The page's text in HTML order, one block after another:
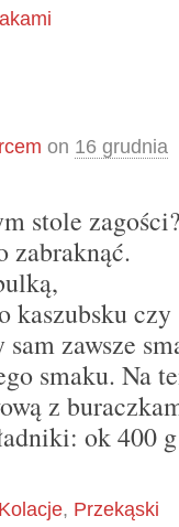
on 16 grudnia
stole
zabraknąć.
kaszubsku czy
zawsze
smaku. Na
z
ok 400
Kolacje, Przekąski